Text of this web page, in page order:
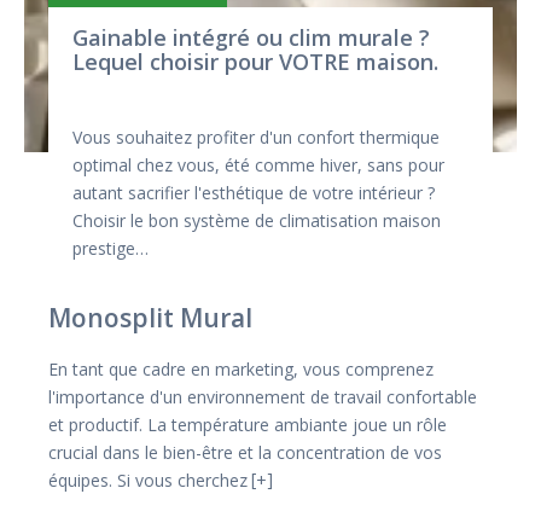
Gainable intégré ou clim murale ?
Lequel choisir pour VOTRE maison.
Vous souhaitez profiter d'un confort thermique
optimal chez vous, été comme hiver, sans pour
autant sacrifier l'esthétique de votre intérieur ?
Choisir le bon système de climatisation maison
prestige…
Monosplit Mural
En tant que cadre en marketing, vous comprenez
l'importance d'un environnement de travail confortable
et productif. La température ambiante joue un rôle
crucial dans le bien-être et la concentration de vos
équipes. Si vous cherchez +